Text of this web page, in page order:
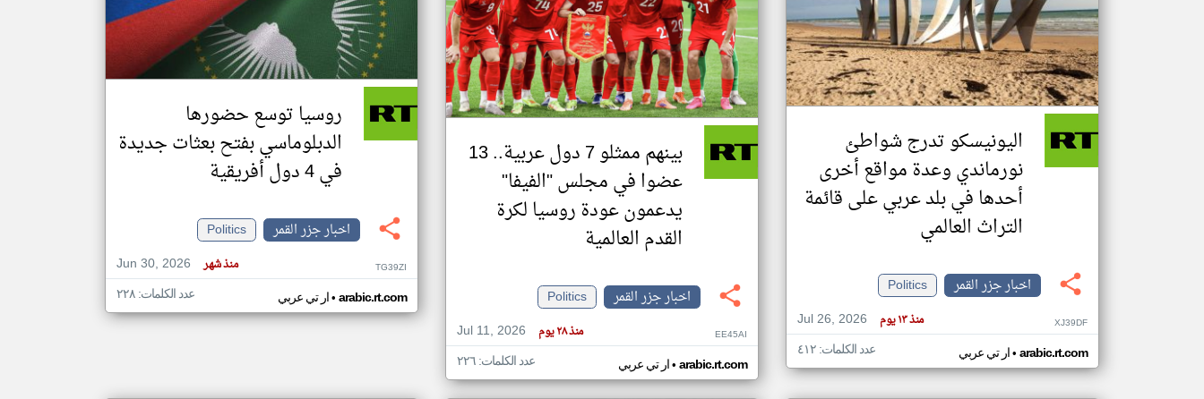
تغيير الدولة
اخبار جزر القمر على مدار الساعة
أهم اخبار جزر القمر العاجلة والمباشرة
اليونيسكو تدرج شواطئ
نورماندي وعدة مواقع أخرى
أحدها في بلد عربي على قائمة
التراث العالمي
اخبار جزر القمر
Politics
Jul 26, 2026
منذ ١٣ يوم XJ39DF
ار تي عربي• arabic.rt.com عدد الكلمات: ٤١٢
بينهم ممثلو 7 دول عربية.. 13
عضوا في مجلس "الفيفا"
يدعمون عودة روسيا لكرة
القدم العالمية
اخبار جزر القمر
Politics
Jul 11, 2026
منذ ٢٨ يوم EE45AI
ار تي عربي• arabic.rt.com عدد الكلمات: ٢٢٦
روسيا توسع حضورها
الدبلوماسي بفتح بعثات جديدة
في 4 دول أفريقية
اخبار جزر القمر
Politics
Jun 30, 2026
منذ شهر TG39ZI
ار تي عربي• arabic.rt.com عدد الكلمات: ٢٢٨
klyoum.com